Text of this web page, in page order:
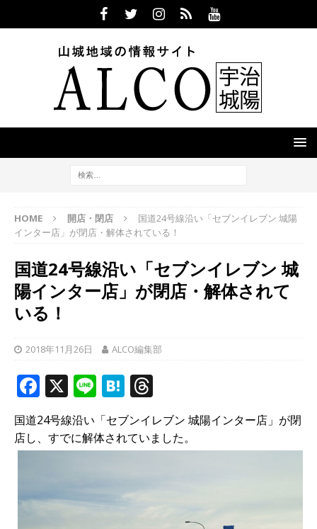
HOME 開店・閉店
国道24号線沿い「セブンイレブン 城陽
インター店」が閉店・解体されている！
国道24号線沿い「セブンイレブン 城
陽インター店」が閉店・解体されて
いる！
2018年11月26日 ALCO編集部
F
a
c
e
o
X Li
n
e
H
at
e
n
h
r
e
d
国道24号線沿い「セブンイレブン 城陽インター店」が閉
店し、すでに解体されていました。